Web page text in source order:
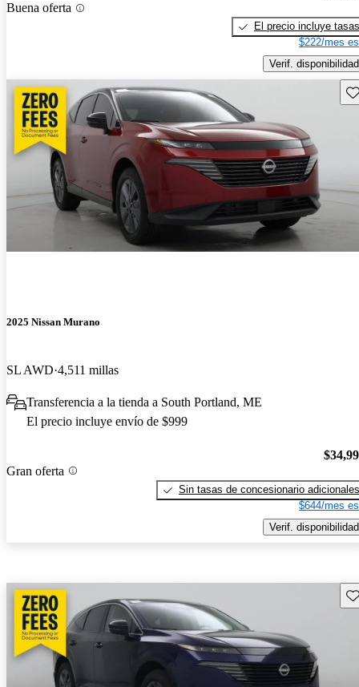
Buena oferta
El precio incluye tasas
$222/mes
Verif. disponibilidad
2025 Nissan Murano
SL AWD 4,511 millas
Transferencia a la tienda a South Portland, ME
El precio incluye envío de $999
Gran oferta
Sin tasas de concesionario adicionales
$644/mes
Verif. disponibilidad